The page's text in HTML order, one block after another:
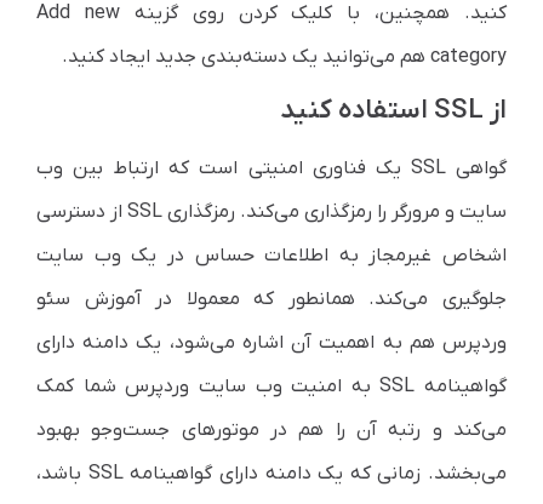
کنید. همچنین، با کلیک کردن روی گزینه Add new
category هم می‌توانید یک دسته‌بندی جدید ایجاد کنید.
از SSL استفاده کنید
گواهی SSL یک فناوری امنیتی است که ارتباط بین وب
سایت و مرورگر را رمزگذاری می‌کند. رمزگذاری SSL از دسترسی
اشخاص غیرمجاز به اطلاعات حساس در یک وب سایت
جلوگیری می‌کند. همانطور که معمولا در آموزش سئو
وردپرس هم به اهمیت آن اشاره می‌شود، یک دامنه دارای
گواهینامه SSL به امنیت وب سایت وردپرس شما کمک
می‌کند و رتبه آن را هم در موتورهای جست‌وجو بهبود
می‌بخشد. زمانی که یک دامنه دارای گواهینامه SSL باشد،